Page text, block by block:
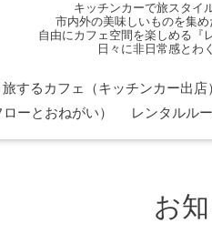
キッチンカーで旅スタイ
市内外の美味しいものを集
自由にカフェ空間を楽しめる『
日々に非日常感とわ
旅するカフェ（キッチンカー出店
ーとおねがい）
レンタルル
お